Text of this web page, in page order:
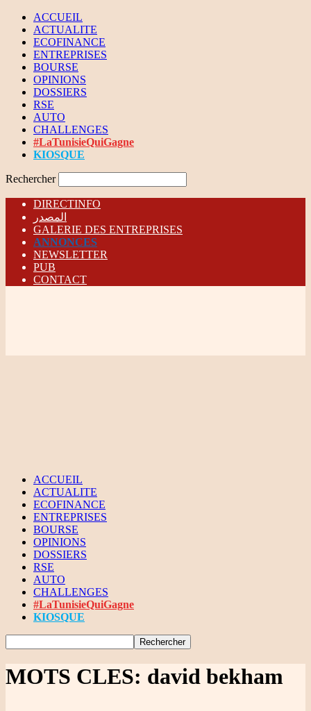
ACCUEIL
ACTUALITE
ECOFINANCE
ENTREPRISES
BOURSE
OPINIONS
DOSSIERS
RSE
AUTO
CHALLENGES
#LaTunisieQuiGagne
KIOSQUE
Rechercher
DIRECTINFO
المصدر
GALERIE DES ENTREPRISES
ANNONCES
NEWSLETTER
PUB
CONTACT
ACCUEIL
ACTUALITE
ECOFINANCE
ENTREPRISES
BOURSE
OPINIONS
DOSSIERS
RSE
AUTO
CHALLENGES
#LaTunisieQuiGagne
KIOSQUE
MOTS CLES: david bekham